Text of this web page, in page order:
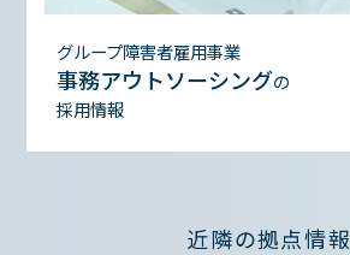
グループ障害者雇用事業
事務アウトソーシングの
採用情報
近隣の拠点情報